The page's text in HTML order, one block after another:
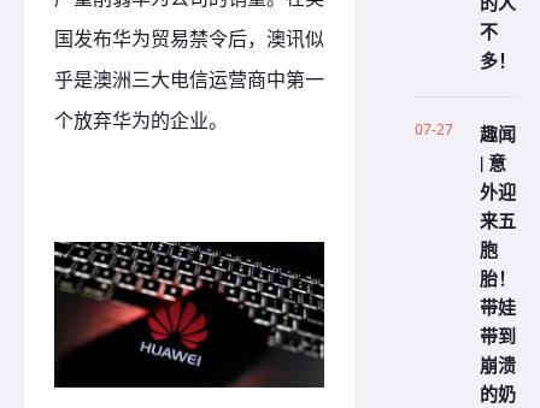
国发布华为贸易禁令后，澳讯似
乎是澳洲三大电信运营商中第一
个放弃华为的企业。
不
多！
07-27
趣闻
| 意
外迎
来五
胞
胎！
带娃
带到
崩溃
的奶